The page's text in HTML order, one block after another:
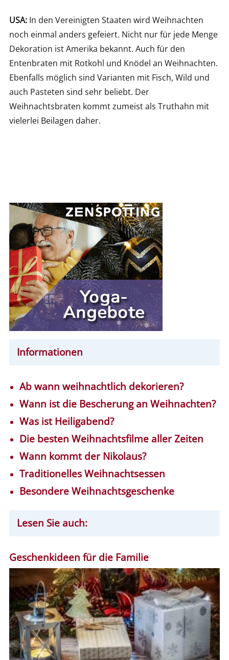
USA:In den Vereinigten Staaten wird Weihnachten
noch einmal anders gefeiert. Nicht nur für jede Menge
Dekoration ist Amerika bekannt. Auch für den
Entenbraten mit Rotkohl und Knödel an Weihnachten.
Ebenfalls möglich sind Varianten mit Fisch, Wild und
auch Pasteten sind sehr beliebt. Der
Weihnachtsbraten kommt zumeist als Truthahn mit
vielerlei Beilagen daher.
Informationen
Ab wann weihnachtlich dekorieren?
Wann ist die Bescherung an Weihnachten?
Was ist Heiligabend?
Die besten Weihnachtsfilme aller Zeiten
Wann kommt der Nikolaus?
Traditionelles Weihnachtsessen
Besondere Weihnachtsgeschenke
Lesen Sie auch:
Geschenkideen für die Familie